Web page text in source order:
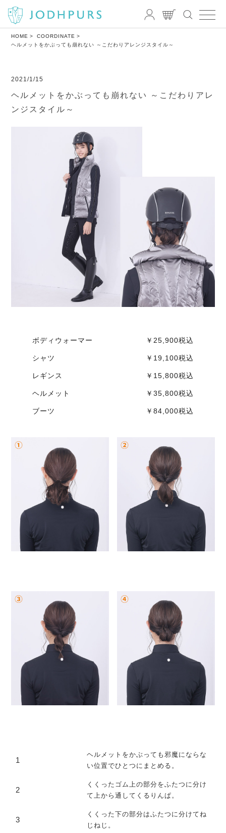
HOME
COORDINATE
ヘルメットをかぶっても崩れない ～こだわりアレンジスタイル～
2021/1/15
ヘルメットをかぶっても崩れない ～こだわりアレ
ンジスタイル～
ボディウォーマー ￥25,900税込
シャツ ￥19,100税込
レギンス ￥15,800税込
ヘルメット ￥35,800税込
ブーツ ￥84,000税込
1
ヘルメットをかぶっても邪魔にならな
い位置でひとつにまとめる。
2
くくったゴム上の部分をふたつに分け
て上から通してくるりんぱ。
3
くくった下の部分はふたつに分けてね
じねじ。